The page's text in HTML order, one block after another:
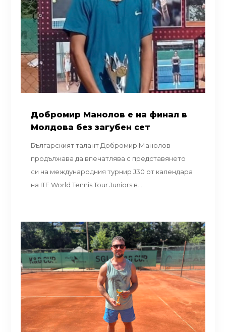
Добромир Манолов е на финал в
Молдова без загубен сет
Българският талант Добромир Манолов
продължава да впечатлява с представянето
си на международния турнир J30 от календара
на ITF World Tennis Tour Juniors в...